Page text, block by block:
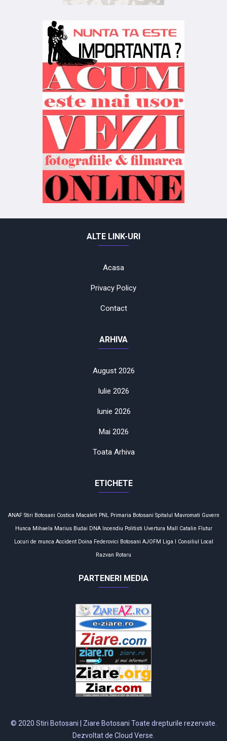
ALTE LINK-URI
Acasa
Privacy Policy
Contact
ARHIVA
August 2026
Iulie 2026
Iunie 2026
Mai 2026
Toata Arhiva
ETICHETE
ANAF Stiri Botosani Costica Macaleti PNL Primaria Botosani Spitalul Mavromati Guvern
Hunca Mihaela Marius Budai DNA Incendiu Politisti Uvertura Mall Catalin Flutur
Locuri de munca Accident Doina Federovici Botosani AJOFM Liga I Consiliul Local
Razvan Rotaru
PARTENERI MEDIA
© 2020 Stiri Botosani | Ziare Botosani Toate drepturile rezervate.
Dezvoltat de Cloud Verse.